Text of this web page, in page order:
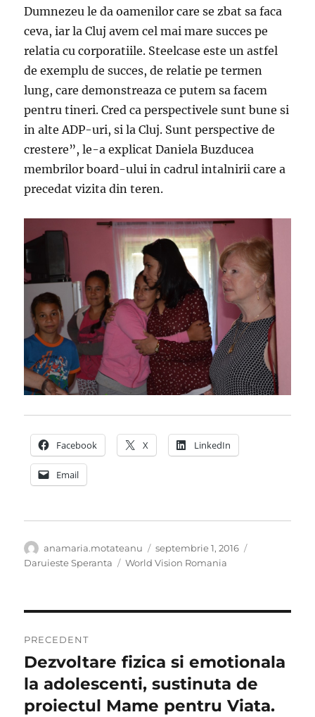
Dumnezeu le da oamenilor care se zbat sa faca
ceva, iar la Cluj avem cel mai mare succes pe
relatia cu corporatiile. Steelcase este un astfel
de exemplu de succes, de relatie pe termen
lung, care demonstreaza ce putem sa facem
pentru tineri. Cred ca perspectivele sunt bune si
in alte ADP-uri, si la Cluj. Sunt perspective de
crestere”, le-a explicat Daniela Buzducea
membrilor board-ului in cadrul intalnirii care a
precedat vizita din teren.
Facebook X LinkedIn
Email
Autor
anamaria.motateanu
Publicat
pe
septembrie 1, 2016
Daruieste Speranta
Etichete
World Vision Romania
în
articole
PRECEDENT
Articolul
anterior:
Dezvoltare fizica si emotionala
la adolescenti, sustinuta de
proiectul Mame pentru Viata.